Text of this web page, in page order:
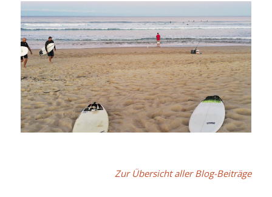
Zur Übersicht aller Blog-Beiträge